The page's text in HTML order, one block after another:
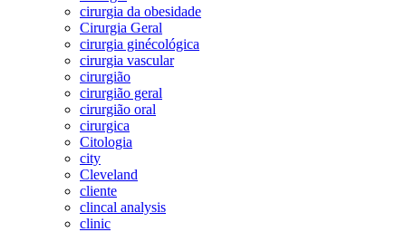
cirurgia da obesidade
Cirurgia Geral
cirurgia ginécológica
cirurgia vascular
cirurgião
cirurgião geral
cirurgião oral
cirurgica
Citologia
city
Cleveland
cliente
clincal analysis
clinic